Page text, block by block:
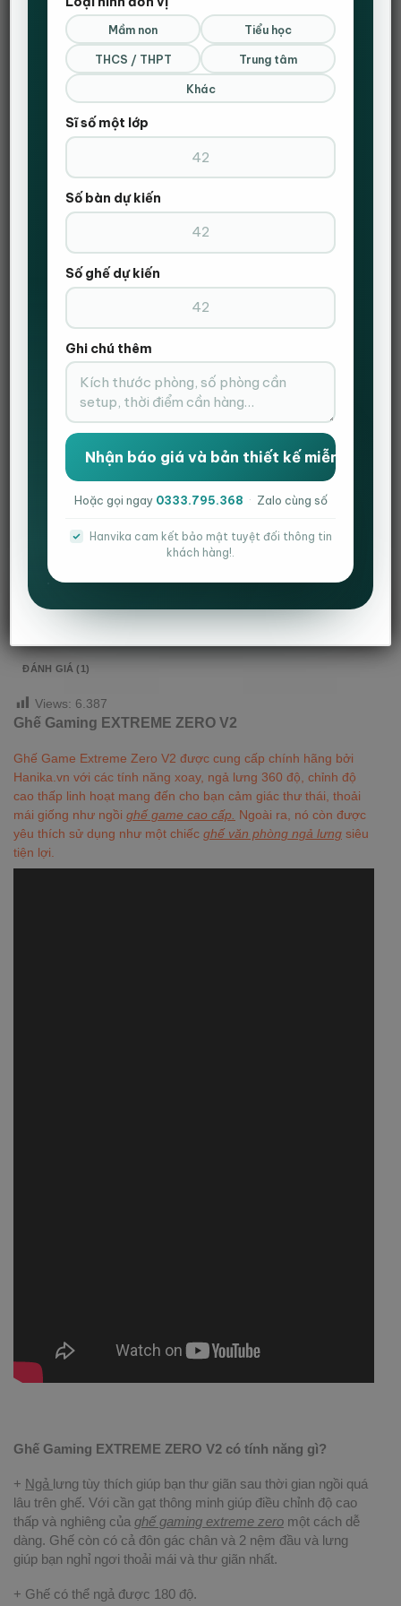
ĐẶT HÀNG NHANH
Gọi Điện Xác Nhận Và Giao Hàng Tận Nơi
Ghế Extreme zero,Ghế Extreme Zero V2,Ghế gaming
ghế cá nhân ,ghế gaming ghế nhân viên , ghế văn phòng
ĐÁNH GIÁ (1)
Views: 6.387
Ghế Gaming EXTREME ZERO V2
Ghế Game Extreme Zero V2 được cung cấp chính hãng bởi
Hanika.vn với các tính năng xoay, ngả lưng 360 độ, chỉnh độ
cao thấp linh hoạt mang đến cho bạn cảm giác thư thái, thoải
mái giống như ngồi ghế game cao cấp. Ngoài ra, nó còn được
yêu thích sử dụng như một chiếc ghế văn phòng ngả lưng siêu
tiện lợi.
Ghế Gaming EXTREME ZERO V2 có tính năng gì?
+ Ngả lưng tùy thích giúp bạn thư giãn sau thời gian ngồi quá
lâu trên ghế. Với cần gạt thông minh giúp điều chỉnh độ cao
thấp và nghiêng của ghế gaming extreme zero một cách dễ
dàng. Ghế còn có cả đôn gác chân và 2 nệm đầu và lưng
giúp bạn nghỉ ngơi thoải mái và thư giãn nhất.
+ Ghế có thể ngả được 180 độ.
Mầm non Tiểu học
THCS / THPT Trung tâm
Khác
Sĩ số một lớp
Số bàn dự kiến
Số ghế dự kiến
Ghi chú thêm
Hoặc gọi ngay 0333.795.368 · Zalo cùng số
Hanvika cam kết bảo mật tuyệt đối thông tin
khách hàng!.